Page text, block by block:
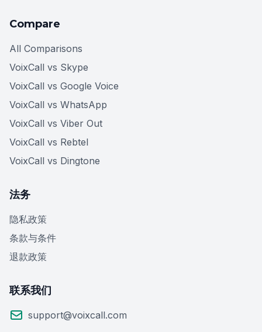
Compare
All Comparisons
VoixCall vs Skype
VoixCall vs Google Voice
VoixCall vs WhatsApp
VoixCall vs Viber Out
VoixCall vs Rebtel
VoixCall vs Dingtone
法务
隐私政策
条款与条件
退款政策
联系我们
support@voixcall.com